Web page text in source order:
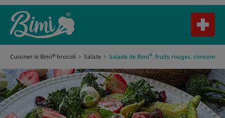
Cuisiner le Bimi® brocoli Salate Salade de Bimi®, fruits rouges,